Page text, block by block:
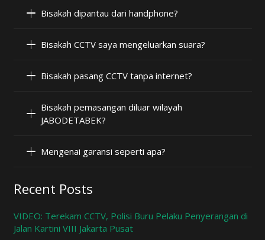
Bisakah dipantau dari handphone?
Bisakah CCTV saya mengeluarkan suara?
Bisakah pasang CCTV tanpa internet?
Bisakah pemasangan diluar wilayah
JABODETABEK?
Mengenai garansi seperti apa?
Recent Posts
VIDEO: Terekam CCTV, Polisi Buru Pelaku Penyerangan di
Jalan Kartini VIII Jakarta Pusat